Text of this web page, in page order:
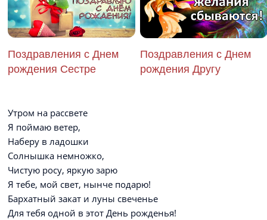
Поздравления с Днем
рождения Сестре
Поздравления с Днем
рождения Другу
Утром на рассвете
Я поймаю ветер,
Наберу в ладошки
Солнышка немножко,
Чистую росу, яркую зарю
Я тебе, мой свет, нынче подарю!
Бархатный закат и луны свеченье
Для тебя одной в этот День рожденья!